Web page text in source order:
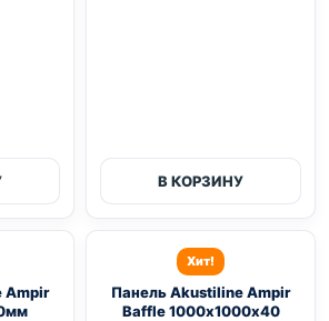
В КОРЗИНУ
Ampir
Хит!
Панель Akustiline Ampir
Baffle 1000х1000х40